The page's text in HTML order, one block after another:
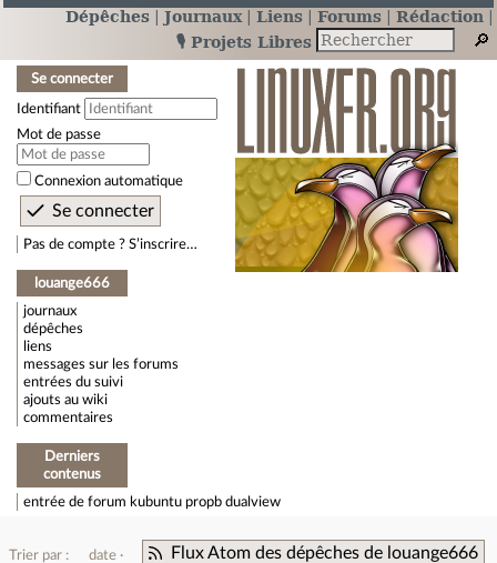
Dépêches Journaux Liens Forums
Rédaction
🎙️ Projets Libres
Se connecter
Identifiant
Mot de passe
Connexion automatique
Pas de compte ? S’inscrire…
louange666
journaux
dépêches
liens
messages sur les forums
entrées du suivi
ajouts au wiki
commentaires
Derniers
contenus
entrée de forum kubuntu propb dualview
Flux Atom des dépêches de louange666
Trier par :
date